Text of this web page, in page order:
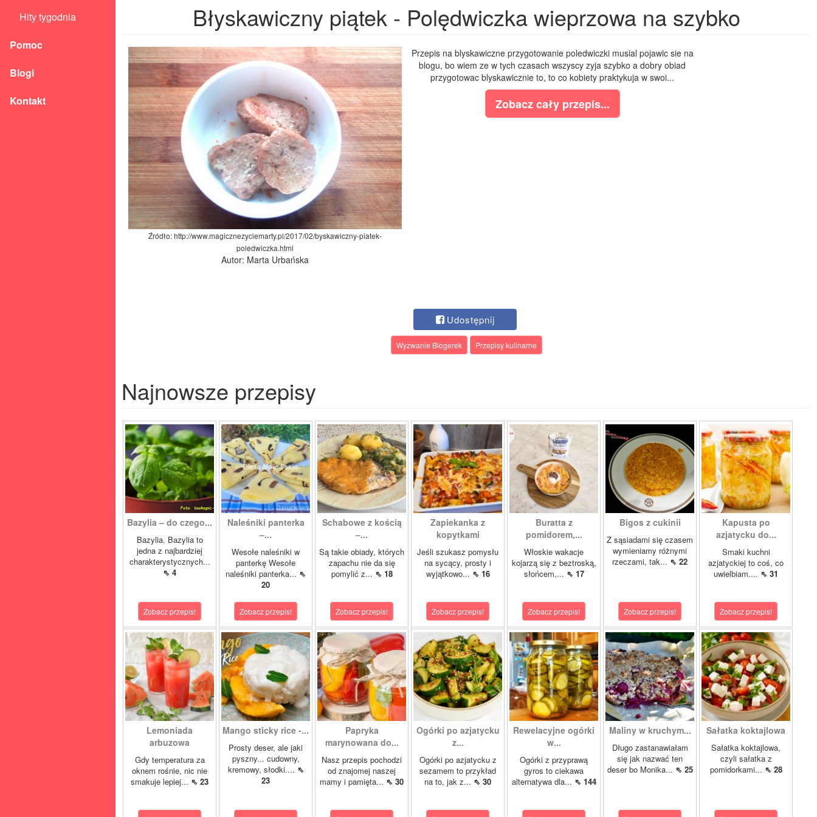
Hity tygodnia
Pomoc
Blogi
Kontakt
Błyskawiczny piątek - Polędwiczka wieprzowa na szybko
Źródło: http://www.magicznezyciemarty.pl/2017/02/byskawiczny-piatek-
poledwiczka.html
Autor: Marta Urbańska
Przepis na blyskawiczne przygotowanie poledwiczki musial pojawic sie na
blogu, bo wiem ze w tych czasach wszyscy zyja szybko a dobry obiad
przygotowac blyskawicznie to, to co kobiety praktykuja w swoi...
Zobacz cały przepis...
Udostępnij
Wyzwanie Blogerek Przepisy kulinarne
Najnowsze przepisy
Bazylia – do czego...
Bazylia. Bazylia to
jedna z najbardziej
charakterystycznych...
⇖ 4
Zobacz przepis!
Naleśniki panterka
–...
Wesołe naleśniki w
panterkę Wesołe
naleśniki panterka... ⇖
20
Zobacz przepis!
Schabowe z kością
–...
Są takie obiady, których
zapachu nie da się
pomylić z... ⇖ 18
Zobacz przepis!
Zapiekanka z
kopytkami
Jeśli szukasz pomysłu
na sycący, prosty i
wyjątkowo... ⇖ 16
Zobacz przepis!
Buratta z
pomidorem,...
Włoskie wakacje
kojarzą się z beztroską,
słońcem,... ⇖ 17
Zobacz przepis!
Bigos z cukinii
Z sąsiadami się czasem
wymieniamy różnymi
rzeczami, tak... ⇖ 22
Zobacz przepis!
Kapusta po
azjatycku do...
Smaki kuchni
azjatyckiej to coś, co
uwielbiam.... ⇖ 31
Zobacz przepis!
Lemoniada
arbuzowa
Gdy temperatura za
oknem rośnie, nic nie
smakuje lepiej... ⇖ 23
Mango sticky rice -...
Prosty deser, ale jaki
pyszny... cudowny,
kremowy, słodki.... ⇖
23
Papryka
marynowana do...
Nasz przepis pochodzi
od znajomej naszej
mamy i pamięta... ⇖ 30
Ogórki po azjatycku
z...
Ogórki po azjatycku z
sezamem to przykład
na to, jak z... ⇖ 30
Rewelacyjne ogórki
w...
Ogórki z przyprawą
gyros to ciekawa
alternatywa dla... ⇖ 144
Maliny w kruchym...
Długo zastanawiałam
się jak nazwać ten
deser bo Monika... ⇖ 25
Sałatka koktajlowa
Sałatka koktajlowa,
czyli sałatka z
pomidorkami... ⇖ 28